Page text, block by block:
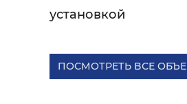
установкой
ПОСМОТРЕТЬ ВСЕ